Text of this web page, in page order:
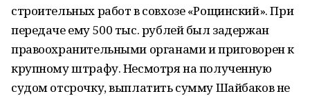
строительных работ в совхозе «Рощинский». При
передаче ему 500 тыс. рублей был задержан
правоохранительными органами и приговорен к
крупному штрафу. Несмотря на полученную
судом отсрочку, выплатить сумму Шайбаков не